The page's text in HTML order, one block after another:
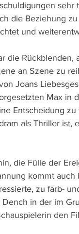
die Beziehung
und
die
an Szene zu
Joans
Max in
Entscheidung
als Thriller ist,
die Fülle der
kommt
zu farb-
in der im
den